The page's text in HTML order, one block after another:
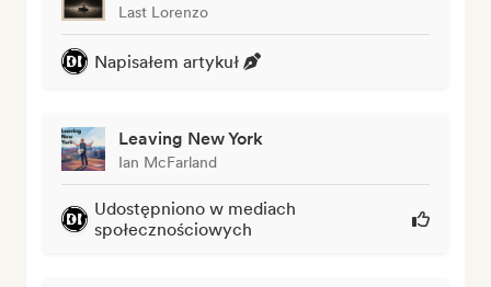
Last Lorenzo
Napisałem artykuł
Leaving New York
Ian McFarland
Udostępniono w mediach
społecznościowych